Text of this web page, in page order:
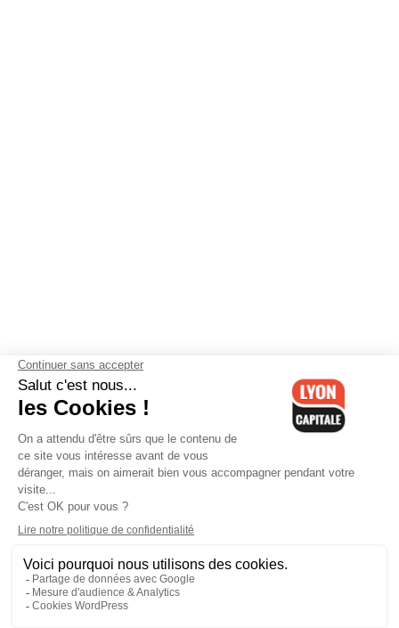
Contactez-nous-Mentions légales-CGV-Politique de
confidentialité-Gestion des cookies